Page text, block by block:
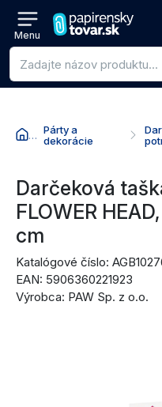
Menu
Vyhľadávanie produktov
Párty a
dekorácie
Prejsť na názov produktu
Prejsť na nákupné akcie
Darčeková
FLOWER
cm
Katalógové číslo:
EAN: 5906360221923
Výrobca: PAW Sp. z o.o.